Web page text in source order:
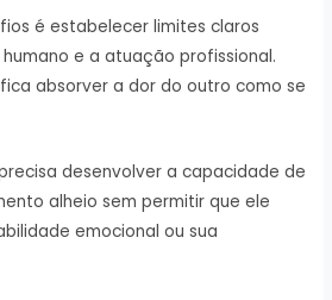
é estabelecer limites claros
e a atuação profissional.
absorver a dor do outro como se
desenvolver a capacidade de
alheio sem permitir que ele
emocional ou sua